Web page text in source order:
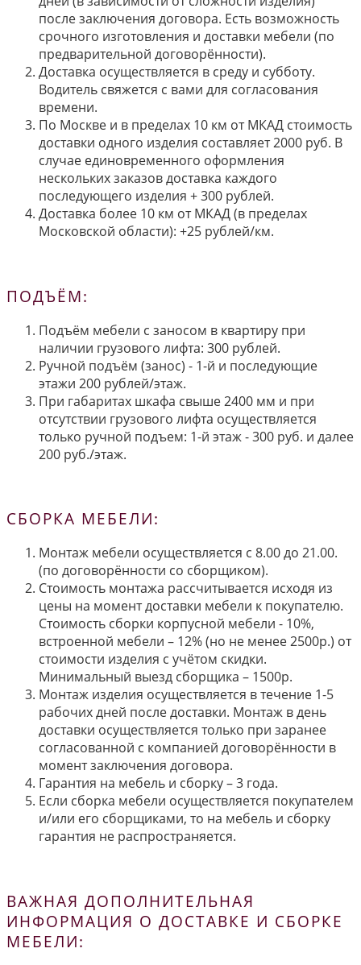
после заключения договора. Есть возможность
срочного изготовления и доставки мебели (по
предварительной договорённости).
Доставка осуществляется в среду и субботу.
Водитель свяжется с вами для согласования
времени.
По Москве и в пределах 10 км от МКАД стоимость
доставки одного изделия составляет 2000 руб. В
случае единовременного оформления
нескольких заказов доставка каждого
последующего изделия + 300 рублей.
Доставка более 10 км от МКАД (в пределах
Московской области): +25 рублей/км.
ПОДЪЁМ:
Подъём мебели с заносом в квартиру при
наличии грузового лифта: 300 рублей.
Ручной подъём (занос) - 1-й и последующие
этажи 200 рублей/этаж.
При габаритах шкафа свыше 2400 мм и при
отсутствии грузового лифта осуществляется
только ручной подъем: 1-й этаж - 300 руб. и далее
200 руб./этаж.
СБОРКА МЕБЕЛИ:
Монтаж мебели осуществляется с 8.00 до 21.00.
(по договорённости со сборщиком).
Стоимость монтажа рассчитывается исходя из
цены на момент доставки мебели к покупателю.
Стоимость сборки корпусной мебели - 10%,
встроенной мебели – 12% (но не менее 2500р.) от
стоимости изделия с учётом скидки.
Минимальный выезд сборщика – 1500р.
Монтаж изделия осуществляется в течение 1-5
рабочих дней после доставки. Монтаж в день
доставки осуществляется только при заранее
согласованной с компанией договорённости в
момент заключения договора.
Гарантия на мебель и сборку – 3 года.
Если сборка мебели осуществляется покупателем
и/или его сборщиками, то на мебель и сборку
гарантия не распространяется.
ВАЖНАЯ ДОПОЛНИТЕЛЬНАЯ
ИНФОРМАЦИЯ О ДОСТАВКЕ И СБОРКЕ
МЕБЕЛИ: